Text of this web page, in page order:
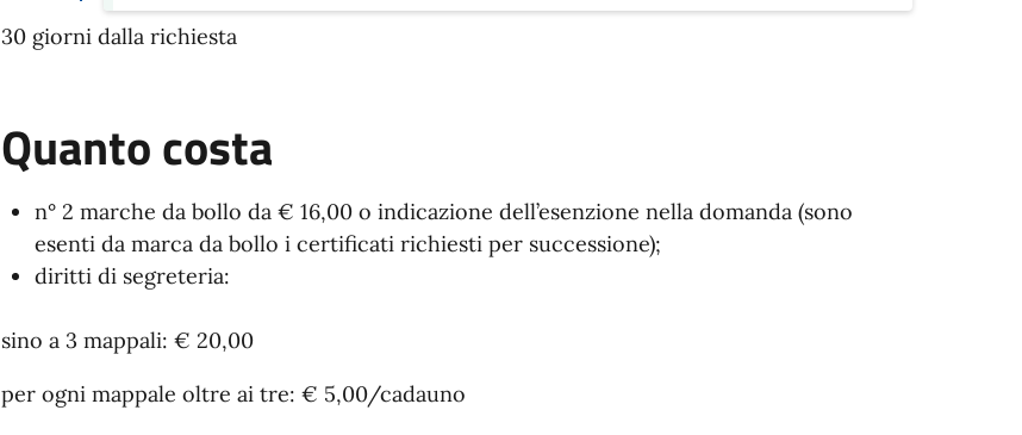
30 giorni dalla richiesta
Quanto costa
n° 2 marche da bollo da € 16,00 o indicazione dell’esenzione nella domanda (sono
esenti da marca da bollo i certificati richiesti per successione);
diritti di segreteria:
sino a 3 mappali: € 20,00
per ogni mappale oltre ai tre: € 5,00/cadauno